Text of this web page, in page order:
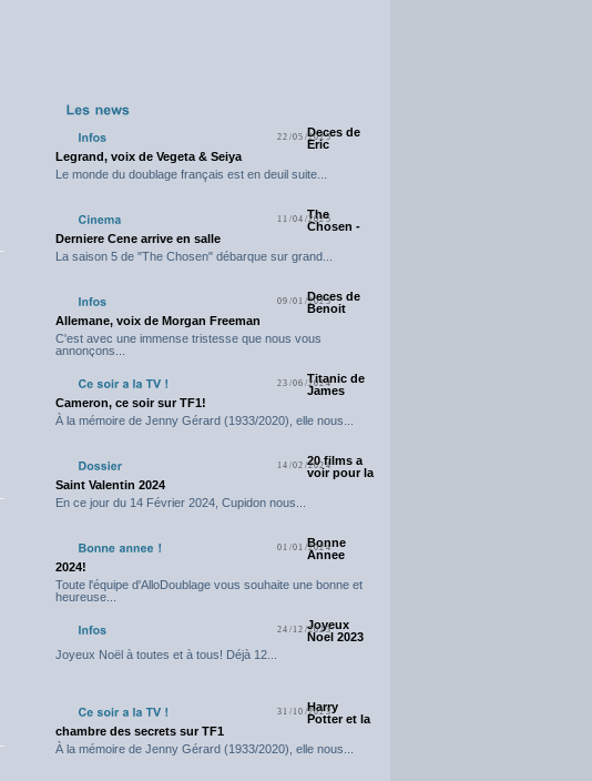
22/05/2025Deces de
Eric
Legrand, voix de Vegeta & Seiya
Le monde du doublage français est en deuil suite...
11/04/2025
The
Chosen -
Derniere Cene arrive en salle
La saison 5 de "The Chosen" débarque sur grand...
09/01/2025Deces de
Benoit
Allemane, voix de Morgan Freeman
C'est avec une immense tristesse que nous vous
annonçons...
23/06/2024Titanic de
James
Cameron, ce soir sur TF1!
À la mémoire de Jenny Gérard (1933/2020), elle nous...
14/02/202420 films a
voir pour la
Saint Valentin 2024
En ce jour du 14 Février 2024, Cupidon nous...
01/01/2024
Bonne
Annee
2024!
Toute l'équipe d'AlloDoublage vous souhaite une bonne et
heureuse...
24/12/2023
Joyeux
Noel 2023
Joyeux Noël à toutes et à tous! Déjà 12...
31/10/2023
Harry
Potter et la
chambre des secrets sur TF1
À la mémoire de Jenny Gérard (1933/2020), elle nous...